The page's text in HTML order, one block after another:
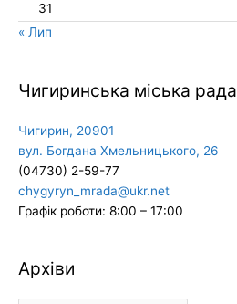
31
« Лип
Чигиринська міська рада
Чигирин, 20901
вул. Богдана Хмельницького, 26
(04730) 2-59-77
chygyryn_mrada@ukr.net
Графік роботи: 8:00 – 17:00
Архіви
Архіви